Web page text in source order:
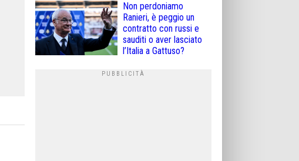
Non perdoniamo
Ranieri, è peggio un
contratto con russi e
sauditi o aver lasciato
l’Italia a Gattuso?